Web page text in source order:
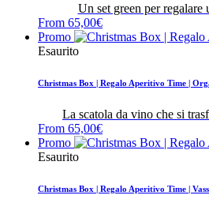
Un set green per regalare
From 65,00€
Promo
Esaurito
Christmas Box | Regalo Aperitivo Time |
La scatola da vino che si
From 65,00€
Promo
Esaurito
Christmas Box | Regalo Aperitivo Time |